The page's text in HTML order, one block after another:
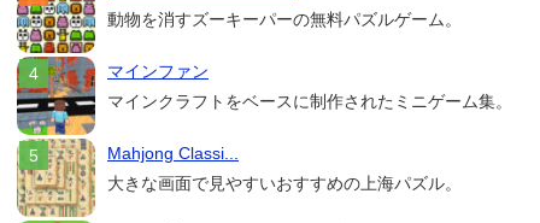
動物を消すズーキーパーの無料パズルゲーム。
マインファン
マインクラフトをベースに制作されたミニゲーム集。
Mahjong Classi...
大きな画面で見やすいおすすめの上海パズル。